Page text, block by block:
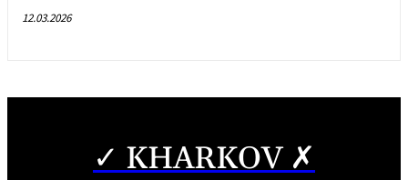
12.03.2026
✓ KHARKOV ✗